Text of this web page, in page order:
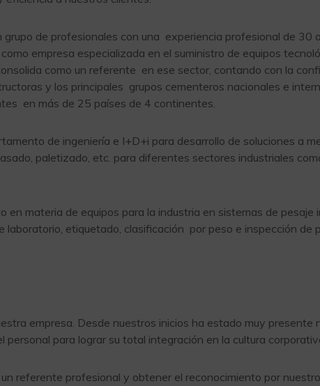
de profesionales con una experiencia profesional de 30
empresa especializada en el suministro de equipos
como un referente en ese sector, contando con la
y los principales grupos cementeros nacionales e
en más de 25 países de 4 continentes.
de ingeniería e I+D+i para desarrollo de soluciones a
paletizado, etc. para diferentes sectores industriales
materia de equipos para la industria en sistemas de pesaje
laboratorio, etiquetado, clasificación por peso e inspección
empresa. Desde nuestros inicios ha estado muy presente
para lograr su total integración en la cultura
referente profesional y obtener el reconocimiento por